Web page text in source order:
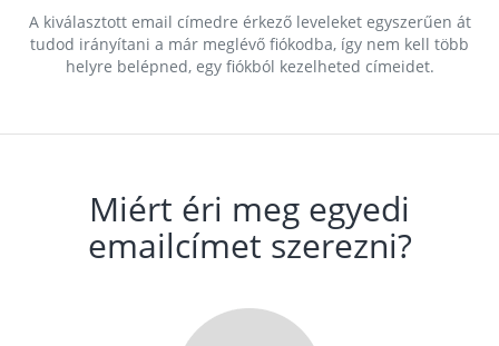
A kiválasztott email címedre érkező leveleket egyszerűen át
tudod irányítani a már meglévő fiókodba, így nem kell több
helyre belépned, egy fiókból kezelheted címeidet.
Miért éri meg egyedi
emailcímet szerezni?